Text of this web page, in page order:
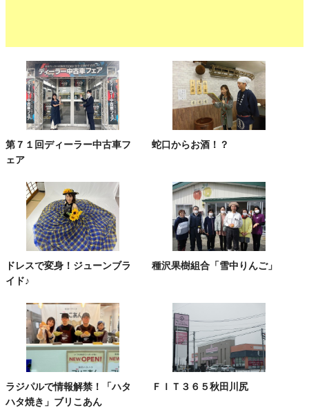
第７１回ディーラー中古車フ
ェア
蛇口からお酒！？
ドレスで変身！ジューンブラ
イド♪
種沢果樹組合「雪中りんご」
ラジパルで情報解禁！「ハタ
ハタ焼き」ブリこあん
ＦＩＴ３６５秋田川尻